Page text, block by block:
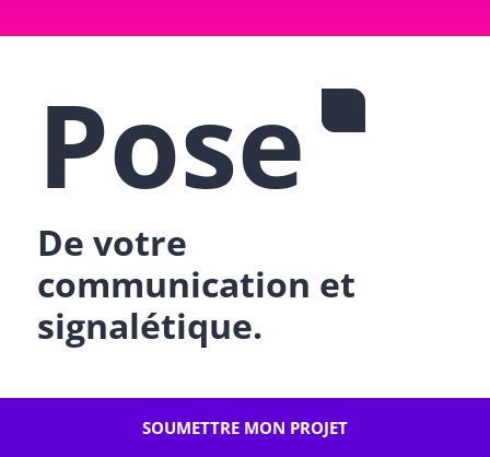
SOUMETTRE MON PROJET
Pose
De votre
communication et
signalétique.
Com-Pose intervient pour vous faciliter